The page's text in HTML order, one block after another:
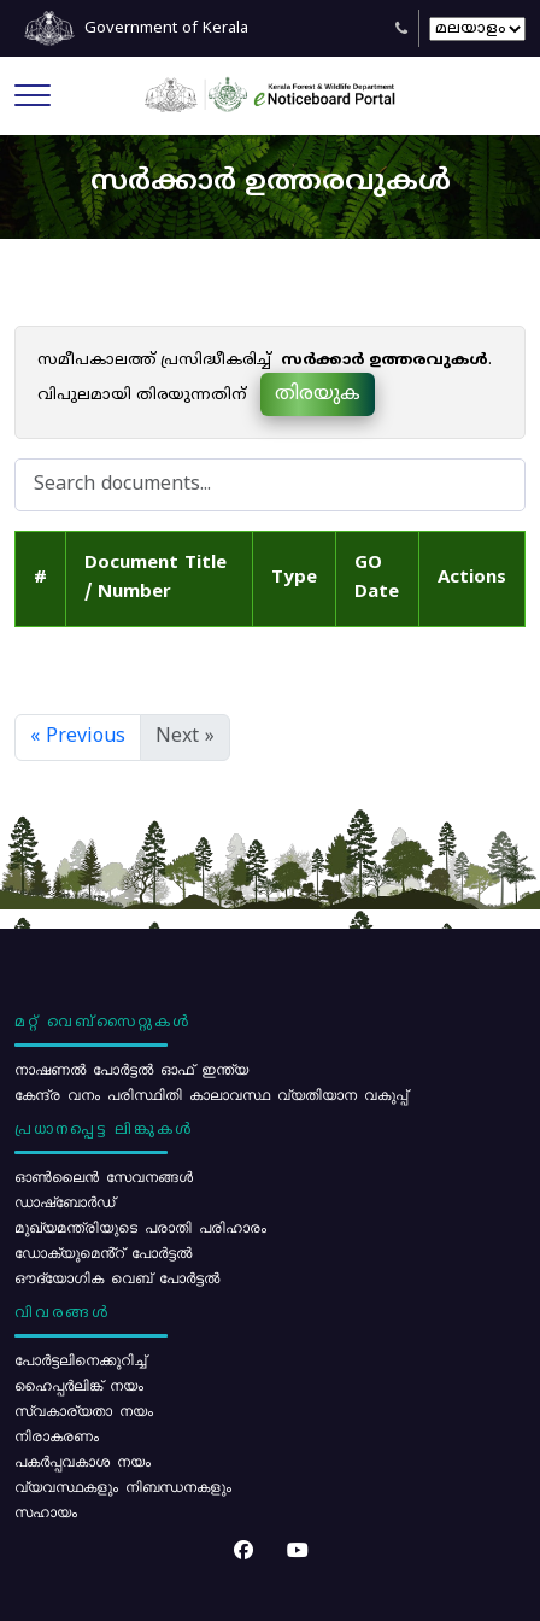
Government of Kerala
സർക്കാർ ഉത്തരവുകൾ
സമീപകാലത്ത് പ്രസിദ്ധീകരിച്ച് സർക്കാർ ഉത്തരവുകൾ.
വിപുലമായി തിരയുന്നതിന്
തിരയുക
#
Document Title
/ Number
Type
GO
Date
Actions
« Previous Next »
മറ്റ് വെബ്സൈറ്റുകൾ
നാഷണൽ പോർട്ടൽ ഓഫ് ഇന്ത്യ
കേന്ദ്ര വനം പരിസ്ഥിതി കാലാവസ്ഥ വ്യതിയാന വകുപ്പ്
പ്രധാനപ്പെട്ട ലിങ്കുകൾ
ഓൺലൈൻ സേവനങ്ങൾ
ഡാഷ്ബോർഡ്
മുഖ്യമന്ത്രിയുടെ പരാതി പരിഹാരം
ഡോക്യുമെൻ്റ് പോർട്ടൽ
ഔദ്യോഗിക വെബ് പോർട്ടൽ
വിവരങ്ങൾ
പോര്‍ട്ടലിനെക്കുറിച്ച്
ഹൈപ്പർലിങ്ക് നയം
സ്വകാര്യതാ നയം
നിരാകരണം
പകർപ്പവകാശ നയം
വ്യവസ്ഥകളും നിബന്ധനകളും
സഹായം